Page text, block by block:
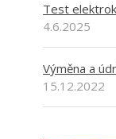
Test
4.6.2025
Výměna a
15.12.2022